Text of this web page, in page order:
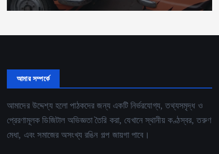
আমার সম্পর্কে
আমাদের উদ্দেশ্য হলো পাঠকদের জন্য একটি নির্ভরযোগ্য, তথ্যসমৃদ্ধ ও
প্রেরণামূলক ডিজিটাল অভিজ্ঞতা তৈরি করা, যেখানে স্থানীয় কণ্ঠস্বর, তরুণ
মেধা, এবং সমাজের অসংখ্য রঙিন গল্প জায়গা পাবে।